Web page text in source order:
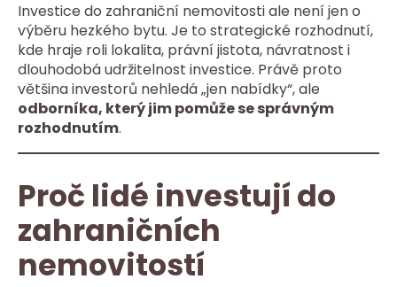
Investice do zahraniční nemovitosti ale není jen o
výběru hezkého bytu. Je to strategické rozhodnutí,
kde hraje roli lokalita, právní jistota, návratnost i
dlouhodobá udržitelnost investice. Právě proto
většina investorů nehledá „jen nabídky“, ale
odborníka, který jim pomůže se správným
rozhodnutím.
Proč lidé investují do
zahraničních
nemovitostí